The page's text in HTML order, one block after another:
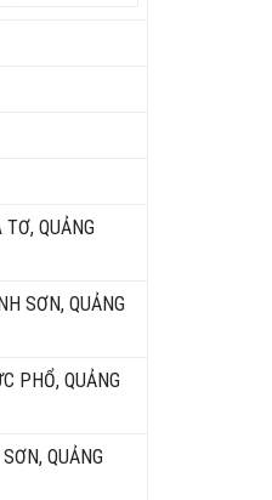
QUẢNG
SƠN, QUẢNG
PHỔ, QUẢNG
QUẢNG